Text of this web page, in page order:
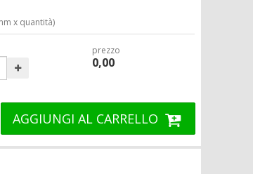
x quantità)
prezzo
0,00
AGGIUNGI AL CARRELLO